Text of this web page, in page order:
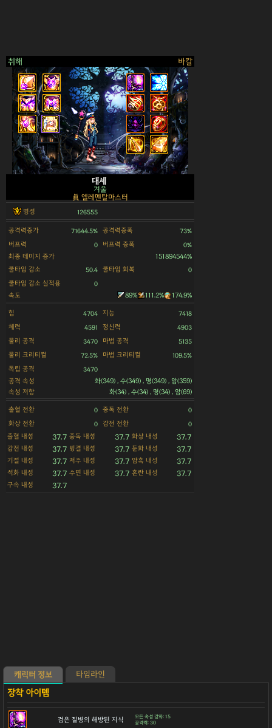
취해 바칼
>
대세
겨울
眞 엘레멘탈마스터
명성 126555
공격력증가 71644.5% 공격력증폭 73%
버프력 0 버프력 증폭 0%
최종 데미지 증가
151894544%
쿨타임 감소
50.4 쿨타임 회복 0
쿨타임 감소 실적용 0
속도 89% 111.2% 174.9%
힘 4704 지능 7418
체력 4591 정신력 4903
물리 공격 3470 마법 공격 5135
물리 크리티컬 72.5% 마법 크리티컬 109.5%
독립 공격 3470
공격 속성
화(349) , 수(349) , 명(349) , 암(359)
속성 저항
화(34) , 수(34) , 명(34) , 암(69)
출혈 전환 0 중독 전환 0
화상 전환 0 감전 전환 0
출혈 내성 37.7 중독 내성 37.7 화상 내성 37.7
감전 내성 37.7 빙결 내성 37.7 둔화 내성 37.7
기절 내성 37.7 저주 내성 37.7 암흑 내성 37.7
석화 내성 37.7 수면 내성 37.7 혼란 내성 37.7
구속 내성 37.7
캐릭터 정보 타임라인
검은 질병의 해방된 지식
모든 속성 강화: 15
공격력: 30